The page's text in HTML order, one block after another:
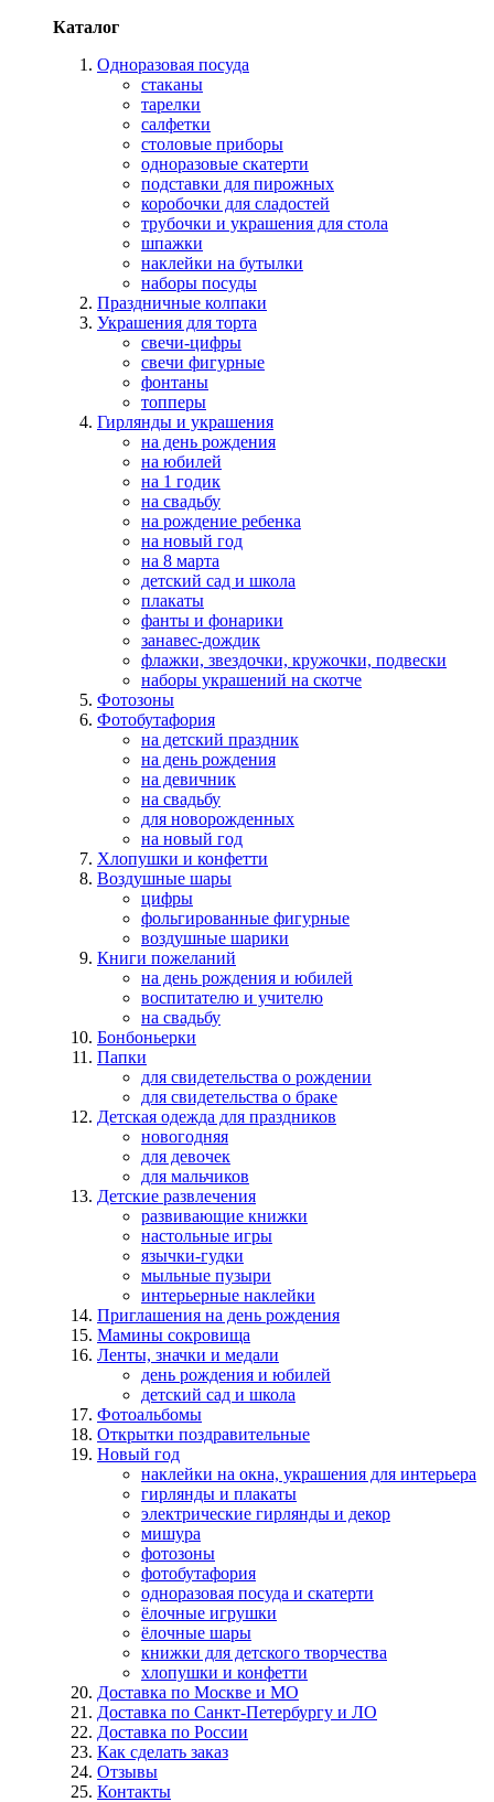
Каталог
Одноразовая посуда
стаканы
тарелки
салфетки
столовые приборы
одноразовые скатерти
подставки для пирожных
коробочки для сладостей
трубочки и украшения для стола
шпажки
наклейки на бутылки
наборы посуды
Праздничные колпаки
Украшения для торта
свечи-цифры
свечи фигурные
фонтаны
топперы
Гирлянды и украшения
на день рождения
на юбилей
на 1 годик
на свадьбу
на рождение ребенка
на новый год
на 8 марта
детский сад и школа
плакаты
фанты и фонарики
занавес-дождик
флажки, звездочки, кружочки, подвески
наборы украшений на скотче
Фотозоны
Фотобутафория
на детский праздник
на день рождения
на девичник
на свадьбу
для новорожденных
на новый год
Хлопушки и конфетти
Воздушные шары
цифры
фольгированные фигурные
воздушные шарики
Книги пожеланий
на день рождения и юбилей
воспитателю и учителю
на свадьбу
Бонбоньерки
Папки
для свидетельства о рождении
для свидетельства о браке
Детская одежда для праздников
новогодняя
для девочек
для мальчиков
Детские развлечения
развивающие книжки
настольные игры
язычки-гудки
мыльные пузыри
интерьерные наклейки
Приглашения на день рождения
Мамины сокровища
Ленты, значки и медали
день рождения и юбилей
детский сад и школа
Фотоальбомы
Открытки поздравительные
Новый год
наклейки на окна, украшения для интерьера
гирлянды и плакаты
электрические гирлянды и декор
мишура
фотозоны
фотобутафория
одноразовая посуда и скатерти
ёлочные игрушки
ёлочные шары
книжки для детского творчества
хлопушки и конфетти
Доставка по Москве и МО
Доставка по Санкт-Петербургу и ЛО
Доставка по России
Как сделать заказ
Отзывы
Контакты